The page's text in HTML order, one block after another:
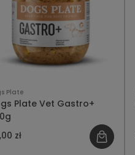
Plate
Plate Vet Gastro+
zł